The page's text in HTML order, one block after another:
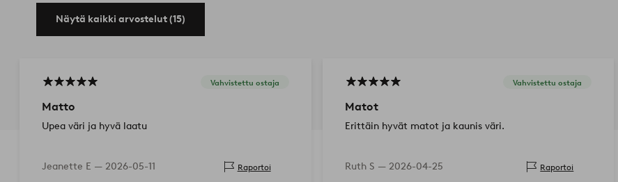
Näytä kaikki arvostelut (15)
Vahvistettu ostaja
Matto
Upea väri ja hyvä laatu
Jeanette E — 2026-05-11 Raportoi
Vahvistettu ostaja
Matot
Erittäin hyvät matot ja kaunis väri.
Ruth S — 2026-04-25 Raportoi